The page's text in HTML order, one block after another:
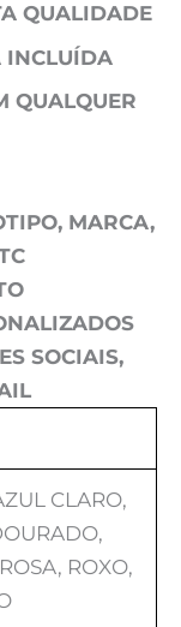
QUALIDADE
INCLUÍDA
QUALQUER
MARCA,
SOCIAIS,
CLARO,
ROXO,